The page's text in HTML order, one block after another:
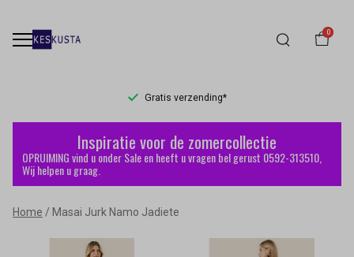
0
Gratis verzending*
Masai
Jurk
Namo
Jadiete
Inspiratie voor de zomercollectie
OPRUIMING vind u onder Sale en heeft u vragen bel gerust 0592-313510,
Wij helpen u graag.
Home Masai Jurk Namo Jadiete